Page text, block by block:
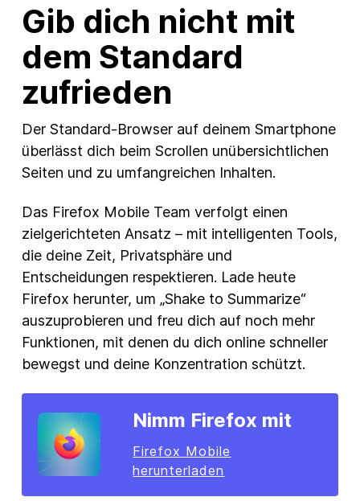
Gib dich nicht mit
dem Standard
zufrieden
Der Standard-Browser auf deinem Smartphone
überlässt dich beim Scrollen unübersichtlichen
Seiten und zu umfangreichen Inhalten.
Das Firefox Mobile Team verfolgt einen
zielgerichteten Ansatz – mit intelligenten Tools,
die deine Zeit, Privatsphäre und
Entscheidungen respektieren. Lade heute
Firefox herunter, um „Shake to Summarize“
auszuprobieren und freu dich auf noch mehr
Funktionen, mit denen du dich online schneller
bewegst und deine Konzentration schützt.
Nimm Firefox mit
Firefox Mobile
herunterladen